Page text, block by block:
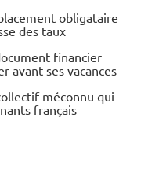
obligataire
des taux
financier
avant ses vacances
méconnu qui
français